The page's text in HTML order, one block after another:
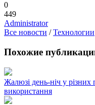
0
449
Administrator
Все новости /Технологии
Похожие
Жалюзі день-ніч у різних
використання